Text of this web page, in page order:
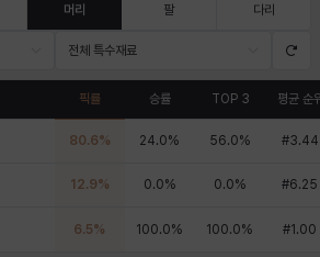
머리 팔 다리
전체 특수재료
픽률 승률 TOP 3 평균 순
80.6% 24.0% 56.0% #3.44
12.9% 0.0% 0.0% #6.25
6.5% 100.0% 100.0% #1.00